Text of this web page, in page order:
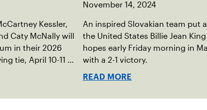
Kessler,
Caty McNally will
in their 2026
tie, April 10-11 on
November 14, 2024
An inspired Slovakian team put
the United States Billie Jean
hopes early Friday morning in
with a 2-1 victory.
READ MORE